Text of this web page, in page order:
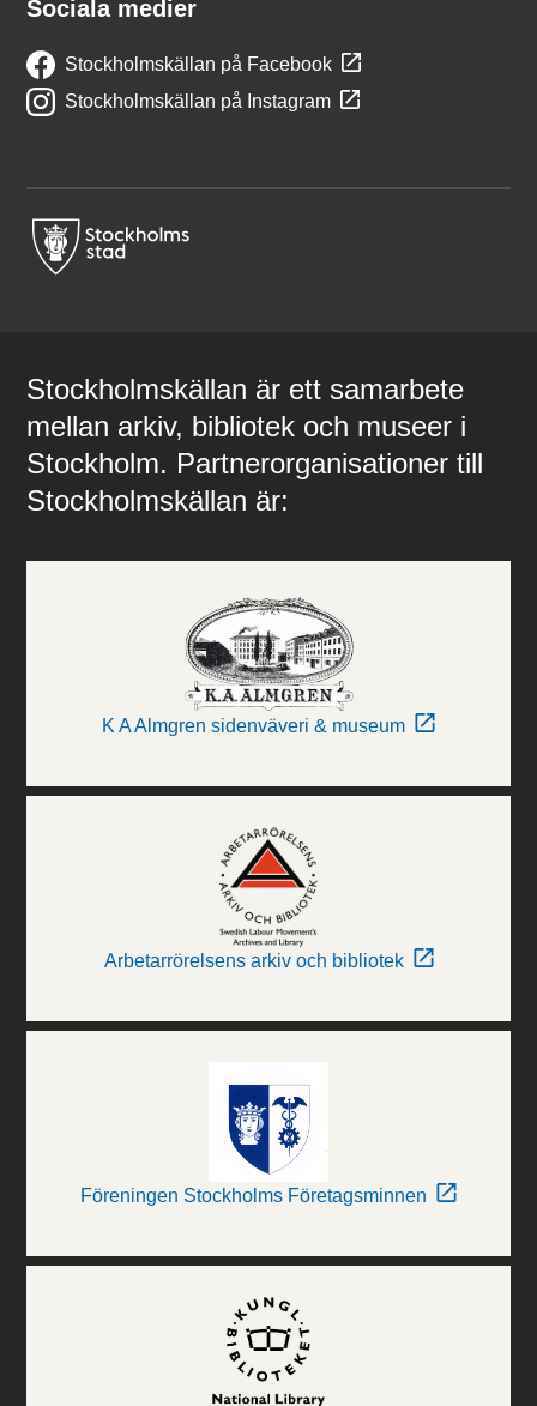
Sociala medier
Stockholmskällan på Facebook
Stockholmskällan på Instagram
Stockholmskällan är ett samarbete
mellan arkiv, bibliotek och museer i
Stockholm. Partnerorganisationer till
Stockholmskällan är:
K A Almgren sidenväveri & museum
Arbetarrörelsens arkiv och bibliotek
Föreningen Stockholms Företagsminnen